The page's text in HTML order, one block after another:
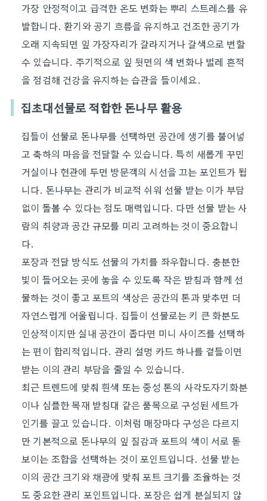
가장 안정적이고 급격한 온도 변화는 뿌리 스트레스를 유
발합니다. 환기와 공기 흐름을 유지하고 건조한 공기가
오래 지속되면 잎 가장자리가 갈라지거나 갈색으로 변할
수 있습니다. 주기적으로 잎 뒷면의 색 변화나 벌레 흔적
을 점검해 건강을 유지하는 습관을 들이세요.
집초대선물로 적합한 돈나무 활용
집들이 선물로 돈나무를 선택하면 공간에 생기를 불어넣
고 축하의 마음을 전달할 수 있습니다. 특히 새롭게 꾸민
거실이나 현관에 두면 방문객의 시선을 끄는 포인트가 됩
니다. 돈나무는 관리가 비교적 쉬워 선물 받는 이가 부담
없이 돌볼 수 있다는 점도 매력입니다. 다만 선물 받는 사
람의 취향과 공간 규모를 미리 고려하는 것이 중요합니
다.
포장과 전달 방식도 선물의 가치를 좌우합니다. 충분한
빛이 들어오는 곳에 놓을 수 있도록 작은 받침과 함께 선
물하는 것이 좋고 포트의 색상은 공간의 톤과 맞추면 더
자연스럽게 어울립니다. 집들이 선물로는 키 큰 화분도
인상적이지만 실내 공간이 좁다면 미니 사이즈를 선택하
는 편이 합리적입니다. 관리 설명 카드 하나를 곁들이면
받는 이의 관리 부담을 줄일 수 있습니다.
최근 트렌드에 맞춰 흰색 또는 중성 톤의 사각도자기화분
이나 심플한 목재 받침대 같은 품목으로 구성된 세트가
인기를 끌고 있습니다. 이처럼 매장마다 구성은 다르지
만 기본적으로 돈나무의 잎 질감과 포트의 색이 서로 돋
보이는 조합을 선택하는 것이 포인트입니다. 선물 받는
이의 공간 크기와 채광에 맞춰 포트 크기를 조율하는 것
도 중요한 관리 포인트입니다. 포장은 쉽게 분실되지 않